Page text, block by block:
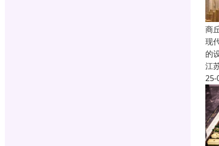
商
现
的
江
25-